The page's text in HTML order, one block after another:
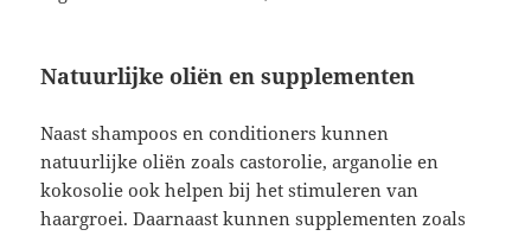
Natuurlijke oliën en supplementen
Naast shampoos en conditioners kunnen
natuurlijke oliën zoals castorolie, arganolie en
kokosolie ook helpen bij het stimuleren van
haargroei. Daarnaast kunnen supplementen zoals